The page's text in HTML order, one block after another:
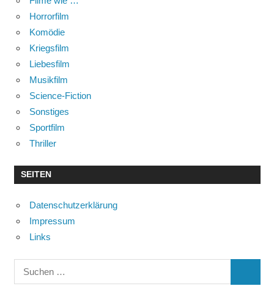
Horrorfilm
Komödie
Kriegsfilm
Liebesfilm
Musikfilm
Science-Fiction
Sonstiges
Sportfilm
Thriller
SEITEN
Datenschutzerklärung
Impressum
Links
Suchen
nach: